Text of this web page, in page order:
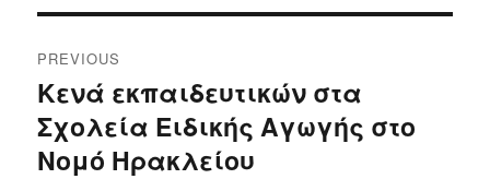
navigation
PREVIOUS
Previous
post:
Κενά εκπαιδευτικών στα
Σχολεία Ειδικής Αγωγής στο
Νομό Ηρακλείου